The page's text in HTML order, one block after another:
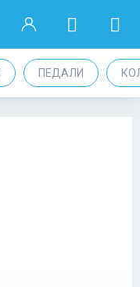
ПЕДАЛИ